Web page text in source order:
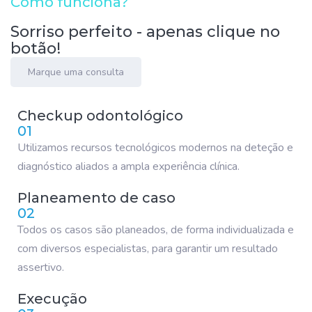
Sorriso perfeito - apenas clique no
botão!
Marque uma consulta
Checkup odontológico
01
Utilizamos recursos tecnológicos modernos na deteção e
diagnóstico aliados a ampla experiência clínica.
Planeamento de caso
02
Todos os casos são planeados, de forma individualizada e
com diversos especialistas, para garantir um resultado
assertivo.
Execução